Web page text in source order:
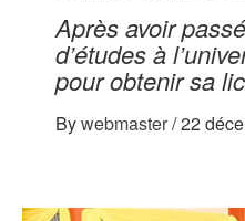
Après avoir
d’études à
pour obtenir sa
Bywebmaster/22